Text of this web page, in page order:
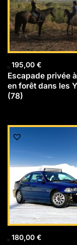
195,00 €
Escapade privée
en forêt dans les
(78)
180,00 €